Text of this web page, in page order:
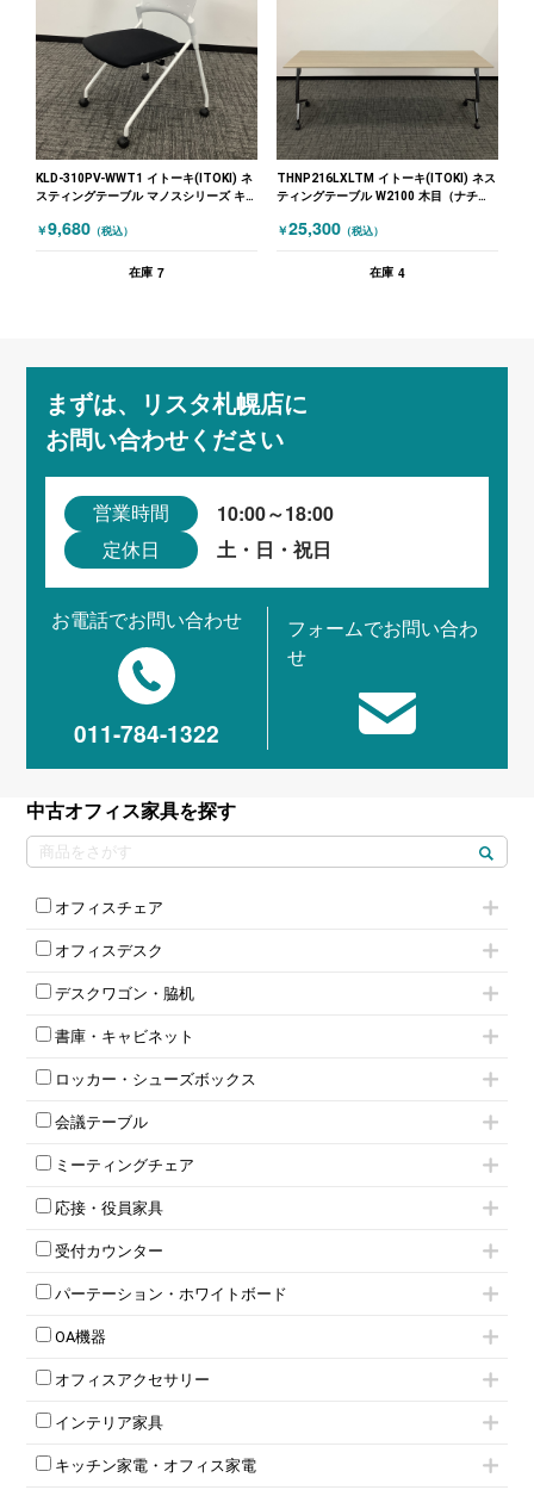
KLD-310PV-WWT1 イトーキ(ITOKI) ネ
スティングテーブル マノスシリーズ キ
￥9,680 （税込）
在庫 7
THNP216LXLTM イトーキ(ITOKI) ネス
ティングテーブル W2100 木目（ナチュ
￥25,300 （税込）
在庫 4
まずは、リスタ札幌店に
お問い合わせください
営業時間 10:00～18:00
定休日 土・日・祝日
お電話でお問い合わせ
011-784-1322
フォームでお問い合わ
せ
中古オフィス家具を探す
オフィスチェア
肘無しチェア
役員チェア
高級チェア（多機能チェア）
オフィスチェアその他
オフィスデスク
フリーアドレスデスク（ベンチデスク）
昇降デスク
オフィスデスクその他
両袖机
デスクワゴン・脇机
インワゴン2段
インワゴン3段
脇机
ワゴンその他
書庫・キャビネット
ハイキャビネット
ローキャビネット
両開きキャビネット
スチールキャビネット
上下連結キャビネット
軽量ラック（スチールラック）
収納家具その他
両開書庫
ラテラル書庫
ロッカー・シューズボックス
1人用ロッカー
2人用ロッカー
3人用ロッカー
4人用ロッカー
5人用ロッカー
8人用ロッカー
多人数ロッカー
ダイヤル錠ロッカー
ダイヤル錠ロッカー
ワードローブ・クローゼット
会議テーブル
スタッキングテーブル
ネスティングテーブル
幕板付テーブル
カウンターテーブル
T字脚テーブル
会議テーブルW1200～
会議テーブルW1800～
平行スタックテーブル
会議テーブルその他
ミーティングチェア
キャスター付きミーティングチェア
スタッキングミーティングチェア
テーブル付きミーティングチェア
ネスティングミーティングチェア
折りたたみミーティングチェア
ハイチェア
ミーティングチェアその他
応接・役員家具
応接セット
応接ソファ
応接チェア
応接テーブル
応接・役員家具その他
受付カウンター
ローカウンター
ラウンジカウンター
受付カウンターその他
パーテーション・ホワイトボード
パーテーション
自立タイプパーテーション
パーテーションその他
脚付ホワイトボード
壁掛けホワイトボード
ホワイトボードその他
OA機器
電話機（ビジネスフォン）
シュレッダー
プロジェクター
スクリーン
オフィスアクセサリー
チェア用台車
演台・講演台・演説台
防音パネル
個室ブース
インテリア家具
モールドチェア
ダイニングチェア
キッチン家電・オフィス家電